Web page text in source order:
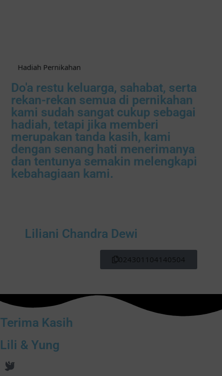
Hadiah Pernikahan
Do'a restu keluarga, sahabat, serta
rekan-rekan semua di pernikahan
kami sudah sangat cukup sebagai
hadiah, tetapi jika memberi
merupakan tanda kasih, kami
dengan senang hati menerimanya
dan tentunya semakin melengkapi
kebahagiaan kami.
Liliani Chandra Dewi
024301104140504
Terima Kasih
Lili & Yung